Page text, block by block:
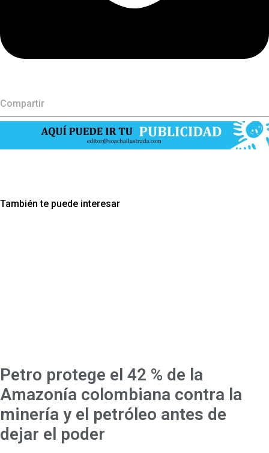
Compartir
También te puede interesar
Petro protege el 42 % de la
Amazonía colombiana contra la
minería y el petróleo antes de
dejar el poder